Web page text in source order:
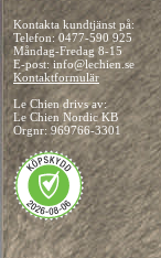
Kontakta kundtjänst på:
Telefon:0477-590 925
Måndag-Fredag 8-15
E-post: info@lechien.se
Kontaktformulär
Le Chien drivs av:
Le Chien Nordic KB
Orgnr: 969766-3301